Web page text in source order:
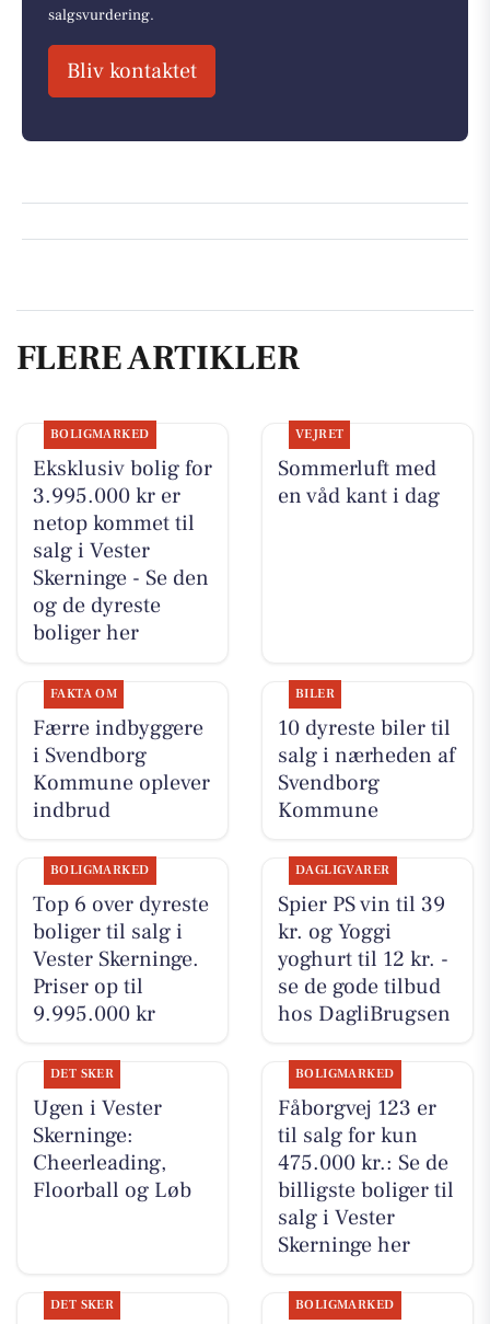
salgsvurdering.
Bliv kontaktet
FLERE ARTIKLER
BOLIGMARKED
Eksklusiv bolig for
3.995.000 kr er
netop kommet til
salg i Vester
Skerninge - Se den
og de dyreste
boliger her
VEJRET
Sommerluft med
en våd kant i dag
FAKTA OM
Færre indbyggere
i Svendborg
Kommune oplever
indbrud
BILER
10 dyreste biler til
salg i nærheden af
Svendborg
Kommune
BOLIGMARKED
Top 6 over dyreste
boliger til salg i
Vester Skerninge.
Priser op til
9.995.000 kr
DAGLIGVARER
Spier PS vin til 39
kr. og Yoggi
yoghurt til 12 kr. -
se de gode tilbud
hos DagliBrugsen
DET SKER
Ugen i Vester
Skerninge:
Cheerleading,
Floorball og Løb
BOLIGMARKED
Fåborgvej 123 er
til salg for kun
475.000 kr.: Se de
billigste boliger til
salg i Vester
Skerninge her
DET SKER BOLIGMARKED